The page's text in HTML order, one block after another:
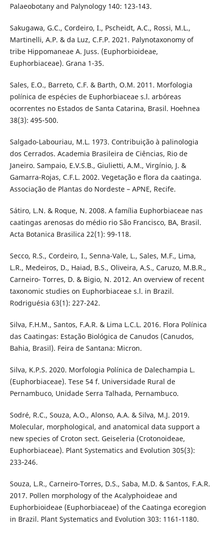
Palaeobotany and Palynology 140: 123-143.
Sakugawa, G.C., Cordeiro, I., Pscheidt, A.C., Rossi, M.L.,
Martinelli, A.P. & da Luz, C.F.P. 2021. Palynotaxonomy of
tribe Hippomaneae A. Juss. (Euphorbioideae,
Euphorbiaceae). Grana 1-35.
Sales, E.O., Barreto, C.F. & Barth, O.M. 2011. Morfologia
polínica de espécies de Euphorbiaceae s.l. arbóreas
ocorrentes no Estados de Santa Catarina, Brasil. Hoehnea
38(3): 495-500.
Salgado-Labouriau, M.L. 1973. Contribuição à palinologia
dos Cerrados. Academia Brasileira de Ciências, Rio de
Janeiro. Sampaio, E.V.S.B., Giulietti, A.M., Virgínio, J. &
Gamarra-Rojas, C.F.L. 2002. Vegetação e flora da caatinga.
Associação de Plantas do Nordeste – APNE, Recife.
Sátiro, L.N. & Roque, N. 2008. A família Euphorbiaceae nas
caatingas arenosas do médio rio São Francisco, BA, Brasil.
Acta Botanica Brasilica 22(1): 99-118.
Secco, R.S., Cordeiro, I., Senna-Vale, L., Sales, M.F., Lima,
L.R., Medeiros, D., Haiad, B.S., Oliveira, A.S., Caruzo, M.B.R.,
Carneiro- Torres, D. & Bigio, N. 2012. An overview of recent
taxonomic studies on Euphorbiaceae s.l. in Brazil.
Rodriguésia 63(1): 227-242.
Silva, F.H.M., Santos, F.A.R. & Lima L.C.L. 2016. Flora Polínica
das Caatingas: Estação Biológica de Canudos (Canudos,
Bahia, Brasil). Feira de Santana: Micron.
Silva, K.P.S. 2020. Morfologia Polínica de Dalechampia L.
(Euphorbiaceae). Tese 54 f. Universidade Rural de
Pernambuco, Unidade Serra Talhada, Pernambuco.
Sodré, R.C., Souza, A.O., Alonso, A.A. & Silva, M.J. 2019.
Molecular, morphological, and anatomical data support a
new species of Croton sect. Geiseleria (Crotonoideae,
Euphorbiaceae). Plant Systematics and Evolution 305(3):
233‐246.
Souza, L.R., Carneiro-Torres, D.S., Saba, M.D. & Santos, F.A.R.
2017. Pollen morphology of the Acalyphoideae and
Euphorbioideae (Euphorbiaceae) of the Caatinga ecoregion
in Brazil. Plant Systematics and Evolution 303: 1161-1180.